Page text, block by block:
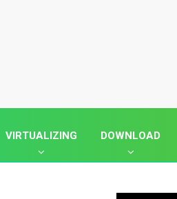
VIRTUALIZING DOWNLOAD